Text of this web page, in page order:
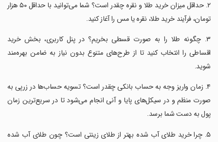
‏۲. حداقل میزان خرید طلا و نقره چقدر است؟ شما می‌توانید با حداقل ۵۰ هزار
تومان، فرآیند خرید طلا، نقره یا مس را آغاز کنید.
‏۳. چگونه طلا را به صورت قسطی بخریم؟ در پنل کاربری، بخش خرید
اقساطی را انتخاب کنید تا از طرح‌های متنوع بدون نیاز به ضامن بهره‌مند
شوید.
‏۴. زمان واریز وجه به حساب بانکی چقدر است؟ تسویه حساب‌ها در زرپی به
صورت منظم و در سیکل‌های پایا و آنی انجام می‌شود تا در سریع‌ترین زمان
پول به دست شما برسد.
‏۵. چرا خرید طلای آب شده بهتر از طلای زینتی است؟ چون طلای آب شده